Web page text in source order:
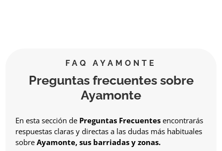
FAQ AYAMONTE
Preguntas frecuentes sobre
Ayamonte
En esta sección de Preguntas Frecuentes encontrarás
respuestas claras y directas a las dudas más habituales
sobreAyamonte, sus barriadas y zonas.